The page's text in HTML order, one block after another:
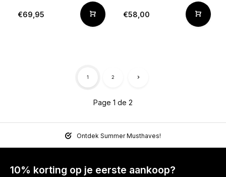
€69,95 €58,00
Page 1 de 2
1 2
Ontdek Summer Musthaves!
10% korting op je eerste aankoop?